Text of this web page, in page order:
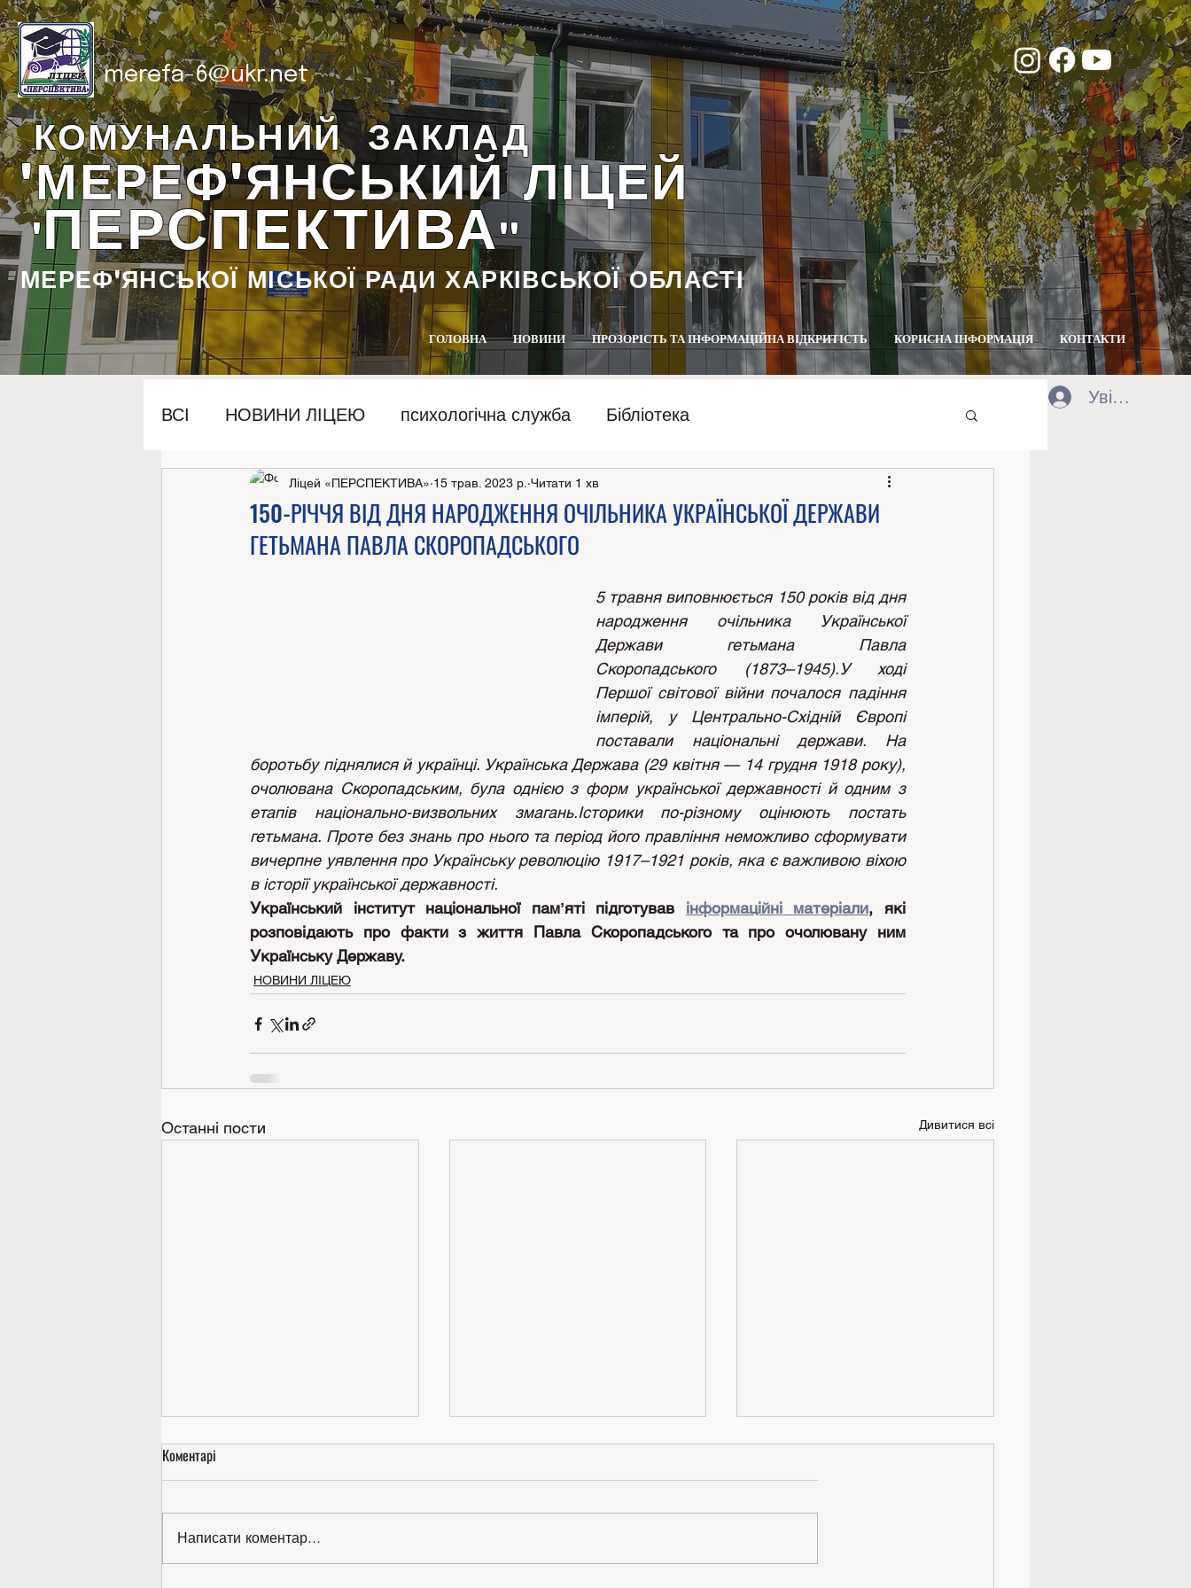
merefa-6@ukr.net
КОМУНАЛЬНИЙ ЗАКЛАД
"МЕРЕФ'ЯНСЬКИЙ ЛІЦЕЙ
"ПЕРСПЕКТИВА""
МЕРЕФ'ЯНСЬКОЇ МІСЬКОЇ РАДИ ХАРКІВСЬКОЇ ОБЛАСТІ
ГОЛОВНА НОВИНИ ПРОЗОРІСТЬ ТА ІНФОРМАЦІЙНА ВІДКРИТІСТЬ КОРИСНА ІНФОРМАЦІЯ КОНТАКТИ
ВСІ НОВИНИ ЛІЦЕЮ психологічна служба Бібліотека
150-РІЧЧЯ ВІД ДНЯ НАРОДЖЕННЯ ОЧІЛЬНИКА УКРАЇНСЬКОЇ ДЕРЖАВИ
ГЕТЬМАНА ПАВЛА СКОРОПАДСЬКОГО
Ліцей «ПЕРСПЕКТИВА» 15 трав. 2023 р. Читати 1 хв
5 травня виповнюється 150 років від дня
народження очільника Української
Держави гетьмана Павла
Скоропадського (1873–1945).У ході
Першої світової війни почалося падіння
імперій, у Центрально-Східній Європі
поставали національні держави. На
боротьбу піднялися й українці. Українська Держава (29 квітня — 14 грудня 1918 року),
очолювана Скоропадським, була однією з форм української державності й одним з
етапів національно-визвольних змагань.Історики по-різному оцінюють постать
гетьмана. Проте без знань про нього та період його правління неможливо сформувати
вичерпне уявлення про Українську революцію 1917–1921 років, яка є важливою віхою
в історії української державності.
Український інститут національної памʼяті підготував інформаційні матеріали, які
розповідають про факти з життя Павла Скоропадського та про очолювану ним
Українську Державу.
НОВИНИ ЛІЦЕЮ
Останні пости Дивитися всі
Коментарі
Написати коментар...
Увійти